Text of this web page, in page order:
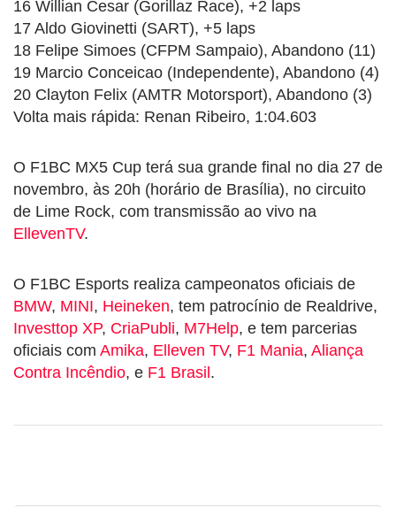
16 Willian Cesar (Gorillaz Race), +2 laps
17 Aldo Giovinetti (SART), +5 laps
18 Felipe Simoes (CFPM Sampaio), Abandono (11)
19 Marcio Conceicao (Independente), Abandono (4)
20 Clayton Felix (AMTR Motorsport), Abandono (3)
Volta mais rápida: Renan Ribeiro, 1:04.603
O F1BC MX5 Cup terá sua grande final no dia 27 de
novembro, às 20h (horário de Brasília), no circuito
de Lime Rock, com transmissão ao vivo na
EllevenTV.
O F1BC Esports realiza campeonatos oficiais de
BMW, MINI, Heineken, tem patrocínio de Realdrive,
Investtop XP, CriaPubli, M7Help, e tem parcerias
oficiais com Amika, Elleven TV, F1 Mania, Aliança
Contra Incêndio, e F1 Brasil.